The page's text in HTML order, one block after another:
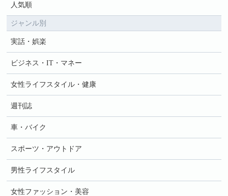
人気順
ジャンル別
実話・娯楽
ビジネス・IT・マネー
女性ライフスタイル・健康
週刊誌
車・バイク
スポーツ・アウトドア
男性ライフスタイル
女性ファッション・美容